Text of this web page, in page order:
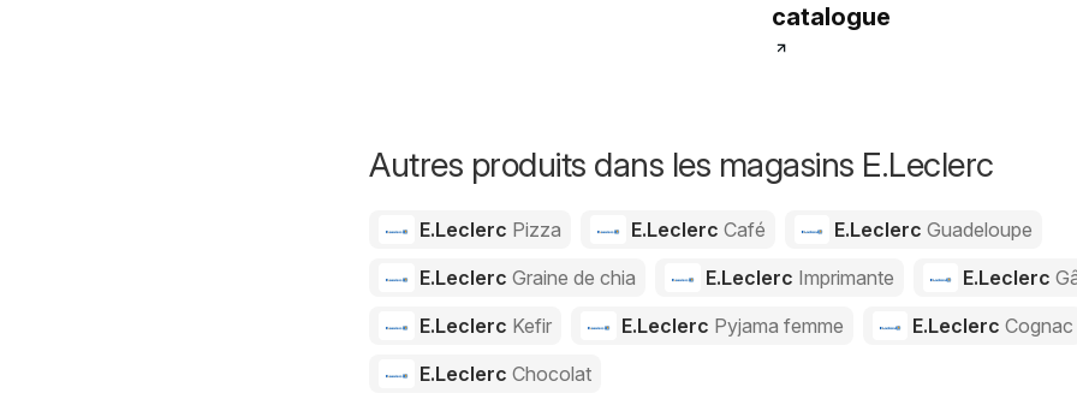
catalogue
Autres produits dans les magasins E.Leclerc
E.Leclerc Pizza E.Leclerc Café E.LeclercGuadeloupe
E.Leclerc Graine de chia E.Leclerc Imprimante E.Leclerc
E.Leclerc Kefir E.Leclerc Pyjama femme E.LeclercCognac
E.Leclerc Chocolat